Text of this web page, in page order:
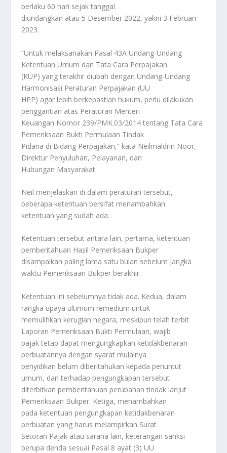
berlaku 60 hari sejak tanggal
diundangkan atau 5 Desember 2022, yakni 3 Februari
2023.
“Untuk melaksanakan Pasal 43A Undang-Undang
Ketentuan Umum dan Tata Cara Perpajakan
(KUP) yang terakhir diubah dengan Undang-Undang
Harmonisasi Peraturan Perpajakan (UU
HPP) agar lebih berkepastian hukum, perlu dilakukan
penggantian atas Peraturan Menteri
Keuangan Nomor 239/PMK.03/2014 tentang Tata Cara
Pemeriksaan Bukti Permulaan Tindak
Pidana di Bidang Perpajakan,” kata Neilmaldrin Noor,
Direktur Penyuluhan, Pelayanan, dan
Hubungan Masyarakat.
Neil menjelaskan di dalam peraturan tersebut,
beberapa ketentuan bersifat menambahkan
ketentuan yang sudah ada.
Ketentuan tersebut antara lain, pertama, ketentuan
pemberitahuan Hasil Pemeriksaan Bukper
disampaikan paling lama satu bulan sebelum jangka
waktu Pemeriksaan Bukper berakhir.
Ketentuan ini sebelumnya tidak ada. Kedua, dalam
rangka upaya ultimum remedium untuk
memulihkan kerugian negara, meskipun telah terbit
Laporan Pemeriksaan Bukti Permulaan, wajib
pajak tetap dapat mengungkapkan ketidakbenaran
perbuatannya dengan syarat mulainya
penyidikan belum diberitahukan kepada penuntut
umum, dan terhadap pengungkapan tersebut
diterbitkan pemberitahuan perubahan tindak lanjut
Pemeriksaan Bukper. Ketiga, menambahkan
pada ketentuan pengungkapan ketidakbenaran
perbuatan yang harus melampirkan Surat
Setoran Pajak atau sarana lain, keterangan sanksi
berupa denda sesuai Pasal 8 ayat (3) UU